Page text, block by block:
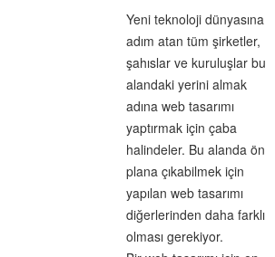
Yeni teknoloji dünyasına
adım atan tüm şirketler,
şahıslar ve kuruluşlar bu
alandaki yerini almak
adına web tasarımı
yaptırmak için çaba
halindeler. Bu alanda ön
plana çıkabilmek için
yapılan web tasarımı
diğerlerinden daha farklı
olması gerekiyor.